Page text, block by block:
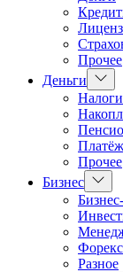
Прочее
Деньги
Налоги
Прочее
Бизнес
Форекс
Разное